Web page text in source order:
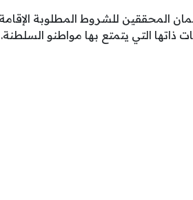
المحققين للشروط المطلوبة الإقامة
ذاتها التي يتمتع بها مواطنو السلطنة.